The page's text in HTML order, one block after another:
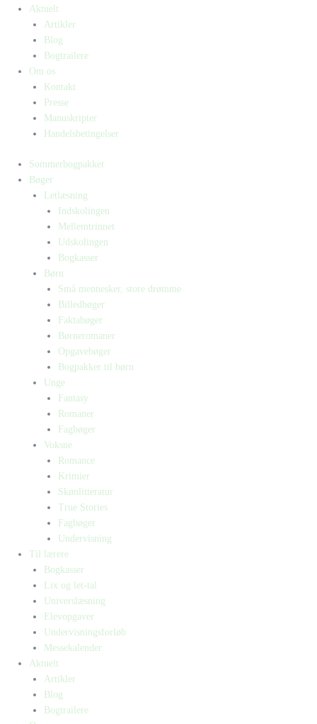
Aktuelt
Artikler
Blog
Bogtrailere
Om os
Kontakt
Presse
Manuskripter
Handelsbetingelser
Sommerbogpakker
Bøger
Letlæsning
Indskolingen
Mellemtrinnet
Udskolingen
Bogkasser
Børn
Små mennesker, store drømme
Billedbøger
Faktabøger
Børneromaner
Opgavebøger
Bogpakker til børn
Unge
Fantasy
Romaner
Fagbøger
Voksne
Romance
Krimier
Skønlitteratur
True Stories
Fagbøger
Undervisning
Til lærere
Bogkasser
Lix og let-tal
Universlæsning
Elevopgaver
Undervisningsforløb
Messekalender
Aktuelt
Artikler
Blog
Bogtrailere